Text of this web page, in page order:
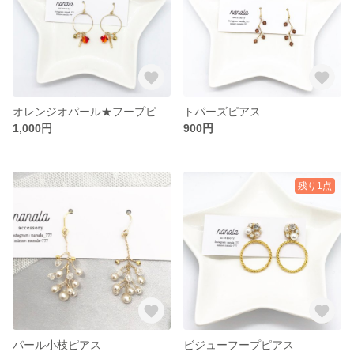
1,000円
トパーズピアス
900円
パール小枝ピアス
残り1点
ビジューフープピアス